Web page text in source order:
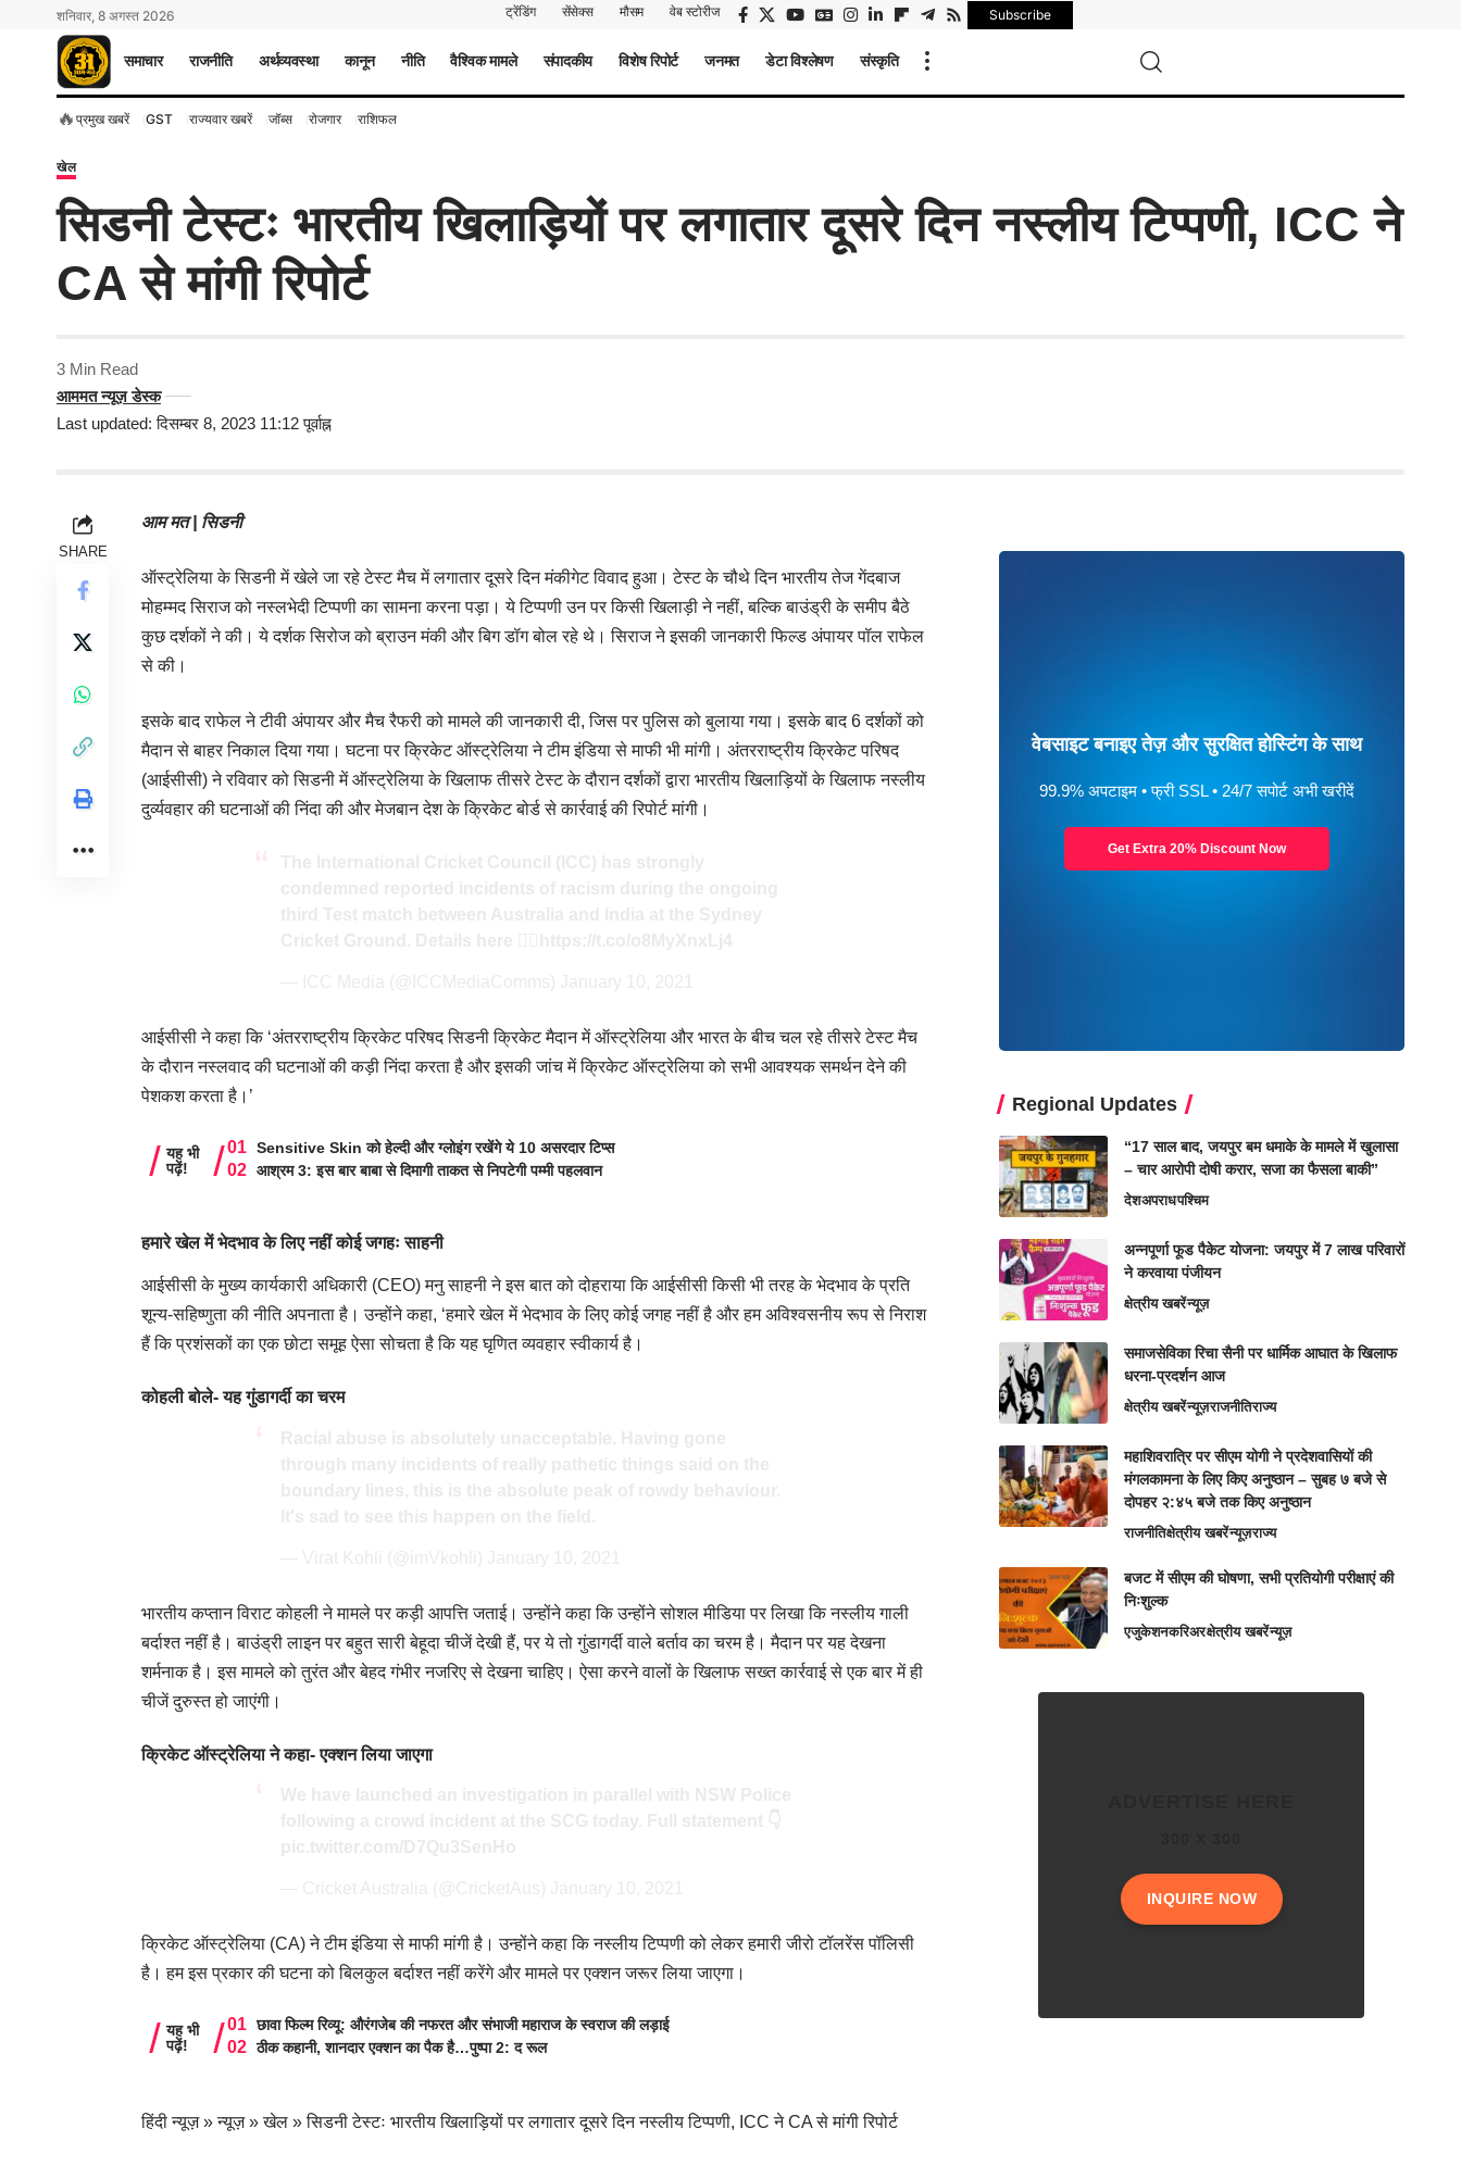
शनिवार, 8 अगस्त 2026 ट्रेंडिंग सेंसेक्स मौसम वेब स्टोरीज Subscribe
समाचार राजनीति अर्थव्यवस्था कानून नीति वैश्विक मामले संपादकीय विशेष रिपोर्ट जनमत डेटा विश्लेषण संस्कृति
🔥 प्रमुख खबरें GST राज्यवार खबरें जॉब्स रोजगार राशिफल
खेल
सिडनी टेस्टः भारतीय खिलाड़ियों पर लगातार दूसरे दिन नस्लीय टिप्पणी, ICC ने
CA से मांगी रिपोर्ट
Last updated: दिसम्बर 8, 2023 11:12 पूर्वाह्न
आममत न्यूज़ डेस्क
3 Min Read
SHARE
आम मत | सिडनी
ऑस्ट्रेलिया के सिडनी में खेले जा रहे टेस्ट मैच में लगातार दूसरे दिन मंकीगेट विवाद हुआ। टेस्ट के चौथे दिन भारतीय तेज गेंदबाज
मोहम्मद सिराज को नस्लभेदी टिप्पणी का सामना करना पड़ा। ये टिप्पणी उन पर किसी खिलाड़ी ने नहीं, बल्कि बाउंड्री के समीप बैठे
कुछ दर्शकों ने की। ये दर्शक सिरोज को ब्राउन मंकी और बिग डॉग बोल रहे थे। सिराज ने इसकी जानकारी फिल्ड अंपायर पॉल राफेल
से की।
इसके बाद राफेल ने टीवी अंपायर और मैच रैफरी को मामले की जानकारी दी, जिस पर पुलिस को बुलाया गया। इसके बाद 6 दर्शकों को
मैदान से बाहर निकाल दिया गया। घटना पर क्रिकेट ऑस्ट्रेलिया ने टीम इंडिया से माफी भी मांगी। अंतरराष्ट्रीय क्रिकेट परिषद
(आईसीसी) ने रविवार को सिडनी में ऑस्ट्रेलिया के खिलाफ तीसरे टेस्ट के दौरान दर्शकों द्वारा भारतीय खिलाड़ियों के खिलाफ नस्लीय
दुर्व्यवहार की घटनाओं की निंदा की और मेजबान देश के क्रिकेट बोर्ड से कार्रवाई की रिपोर्ट मांगी।
आईसीसी ने कहा कि ‘अंतरराष्ट्रीय क्रिकेट परिषद सिडनी क्रिकेट मैदान में ऑस्ट्रेलिया और भारत के बीच चल रहे तीसरे टेस्ट मैच
के दौरान नस्लवाद की घटनाओं की कड़ी निंदा करता है और इसकी जांच में क्रिकेट ऑस्ट्रेलिया को सभी आवश्यक समर्थन देने की
पेशकश करता है।’
यह भी
पढ़ें!
Sensitive Skin को हेल्दी और ग्लोइंग रखेंगे ये 10 असरदार टिप्स
आश्रम 3: इस बार बाबा से दिमागी ताकत से निपटेगी पम्मी पहलवान
हमारे खेल में भेदभाव के लिए नहीं कोई जगहः साहनी
आईसीसी के मुख्य कार्यकारी अधिकारी (CEO) मनु साहनी ने इस बात को दोहराया कि आईसीसी किसी भी तरह के भेदभाव के प्रति
शून्य-सहिष्णुता की नीति अपनाता है। उन्होंने कहा, ‘हमारे खेल में भेदभाव के लिए कोई जगह नहीं है और हम अविश्वसनीय रूप से निराश
हैं कि प्रशंसकों का एक छोटा समूह ऐसा सोचता है कि यह घृणित व्यवहार स्वीकार्य है।
कोहली बोले- यह गुंडागर्दी का चरम
भारतीय कप्तान विराट कोहली ने मामले पर कड़ी आपत्ति जताई। उन्होंने कहा कि उन्होंने सोशल मीडिया पर लिखा कि नस्लीय गाली
बर्दाश्त नहीं है। बाउंड्री लाइन पर बहुत सारी बेहूदा चीजें देखी हैं, पर ये तो गुंडागर्दी वाले बर्ताव का चरम है। मैदान पर यह देखना
शर्मनाक है। इस मामले को तुरंत और बेहद गंभीर नजरिए से देखना चाहिए। ऐसा करने वालों के खिलाफ सख्त कार्रवाई से एक बार में ही
चीजें दुरुस्त हो जाएंगी।
क्रिकेट ऑस्ट्रेलिया ने कहा- एक्शन लिया जाएगा
क्रिकेट ऑस्ट्रेलिया (CA) ने टीम इंडिया से माफी मांगी है। उन्होंने कहा कि नस्लीय टिप्पणी को लेकर हमारी जीरो टॉलरेंस पॉलिसी
है। हम इस प्रकार की घटना को बिलकुल बर्दाश्त नहीं करेंगे और मामले पर एक्शन जरूर लिया जाएगा।
यह भी
पढ़ें!
छावा फिल्म रिव्यू: औरंगजेब की नफरत और संभाजी महाराज के स्वराज की लड़ाई
ठीक कहानी, शानदार एक्शन का पैक है…पुष्पा 2: द रूल
हिंदी न्यूज़»न्यूज़»खेल »सिडनी टेस्टः भारतीय खिलाड़ियों पर लगातार दूसरे दिन नस्लीय टिप्पणी, ICC ने CA से मांगी रिपोर्ट
वेबसाइट बनाइए तेज़ और सुरक्षित होस्टिंग के साथ
99.9% अपटाइम • फ्री SSL • 24/7 सपोर्ट अभी खरीदें
Get Extra 20% Discount Now
Regional Updates
“17 साल बाद, जयपुर बम धमाके के मामले में खुलासा
– चार आरोपी दोषी करार, सजा का फैसला बाकी”
देशअपराधपश्चिम
अन्नपूर्णा फूड पैकेट योजना: जयपुर में 7 लाख परिवारों
ने करवाया पंजीयन
क्षेत्रीय खबरेंन्यूज़
समाजसेविका रिचा सैनी पर धार्मिक आघात के खिलाफ
धरना-प्रदर्शन आज
क्षेत्रीय खबरेंन्यूज़राजनीतिराज्य
महाशिवरात्रि पर सीएम योगी ने प्रदेशवासियों की
मंगलकामना के लिए किए अनुष्ठान – सुबह ७ बजे से
दोपहर २:४५ बजे तक किए अनुष्ठान
राजनीतिक्षेत्रीय खबरेंन्यूज़राज्य
बजट में सीएम की घोषणा, सभी प्रतियोगी परीक्षाएं की
निःशुल्क
एजुकेशनकरिअरक्षेत्रीय खबरेंन्यूज़
INQUIRE NOW